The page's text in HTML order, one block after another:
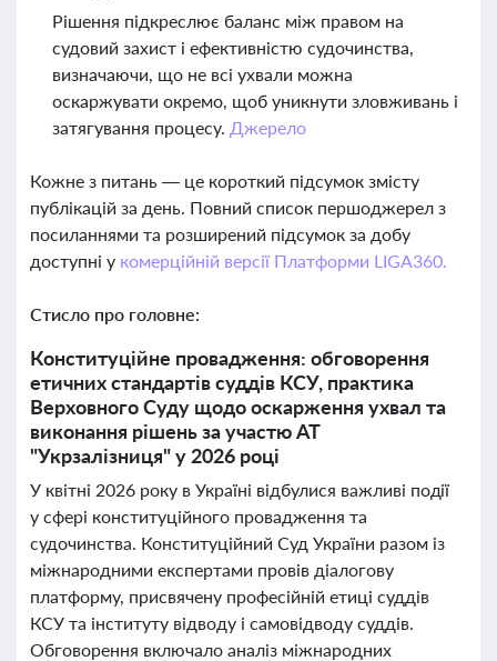
Рішення підкреслює баланс між правом на
судовий захист і ефективністю судочинства,
визначаючи, що не всі ухвали можна
оскаржувати окремо, щоб уникнути зловживань і
затягування процесу. Джерело
Кожне з питань — це короткий підсумок змісту
публікацій за день. Повний список першоджерел з
посиланнями та розширений підсумок за добу
доступні у комерційній версії Платформи LIGA360.
Стисло про головне:
Конституційне провадження: обговорення
етичних стандартів суддів КСУ, практика
Верховного Суду щодо оскарження ухвал та
виконання рішень за участю АТ
"Укрзалізниця" у 2026 році
У квітні 2026 року в Україні відбулися важливі події
у сфері конституційного провадження та
судочинства. Конституційний Суд України разом із
міжнародними експертами провів діалогову
платформу, присвячену професійній етиці суддів
КСУ та інституту відводу і самовідводу суддів.
Обговорення включало аналіз міжнародних